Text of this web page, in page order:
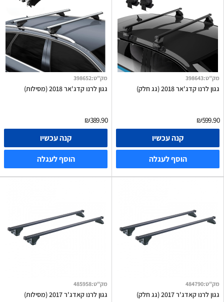
מק"ט:
398643
גגון לרנו קדג'אר 2018 (גג חלק)
₪599.90
קנה עכשיו
הוסף לעגלה
מק"ט:
398652
גגון לרנו קדג'אר 2018 (מסילות)
₪389.90
קנה עכשיו
הוסף לעגלה
מק"ט:
484790
גגון לרנו קאדג'ר 2017 (גג חלק)
מק"ט:
485958
גגון לרנו קאדג'ר 2017 (מסילות)